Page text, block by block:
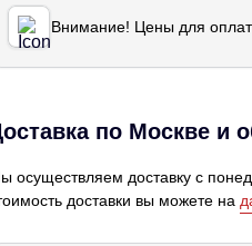
Внимание! Цены для
по Москве и
осуществляем доставку с
доставки вы можете на